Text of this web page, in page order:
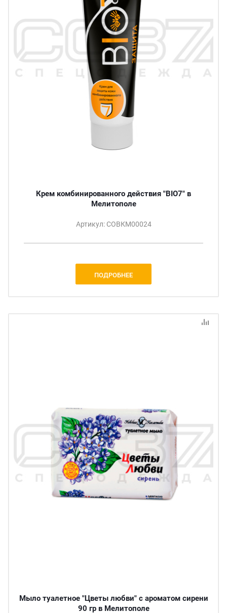
Крем комбинированного действия "BIO7" в
Мелитополе
Артикул: СОВКМ00024
ПОДРОБНЕЕ
Мыло туалетное "Цветы любви" с ароматом сирени
90 гр в Мелитополе